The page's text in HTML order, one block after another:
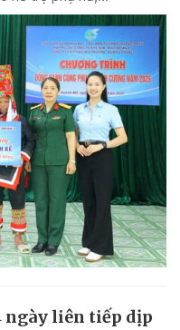
ngày liên tiếp dịp